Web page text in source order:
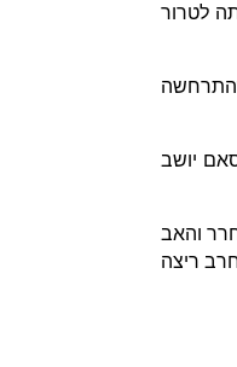
לטרור
יושב
והאב
ריצה